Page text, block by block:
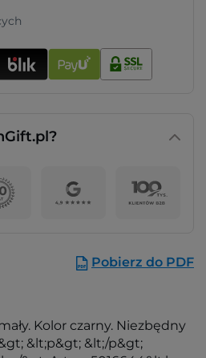
Pobierz do PDF
Kolor czarny. Niezbędny
&lt;p&gt; &lt;/p&gt;